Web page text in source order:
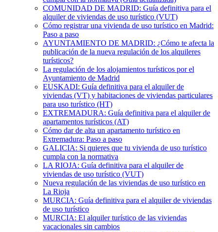
COMUNIDAD DE MADRID: Guía definitiva para el
alquiler de viviendas de uso turístico (VUT)
Cómo registrar una vivienda de uso turístico en Madrid:
Paso a paso
AYUNTAMIENTO DE MADRID: ¿Cómo te afecta la
publicación de la nueva regulación de los alquileres
turísticos?
La regulación de los alojamientos turísticos por el
Ayuntamiento de Madrid
EUSKADI: Guía definitiva para el alquiler de
viviendas (VT) y habitaciones de viviendas particulares
para uso turístico (HT)
EXTREMADURA: Guía definitiva para el alquiler de
apartamentos turísticos (AT)
Cómo dar de alta un apartamento turístico en
Extremadura: Paso a paso
GALICIA: Si quieres que tu vivienda de uso turístico
cumpla con la normativa
LA RIOJA: Guía definitiva para el alquiler de
viviendas de uso turístico (VUT)
Nueva regulación de las viviendas de uso turístico en
La Rioja
MURCIA: Guía definitiva para el alquiler de viviendas
de uso turístico
MURCIA: El alquiler turístico de las viviendas
vacacionales sin cambios